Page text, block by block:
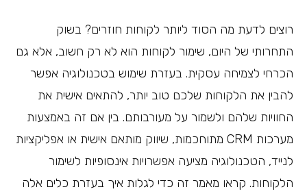
רוצים לדעת מה הסוד ליותר לקוחות חוזרים? בשוק
התחרותי של היום, שימור לקוחות הוא לא רק חשוב, אלא גם
הכרחי לצמיחה עסקית. בעזרת שימוש בטכנולוגיה אפשר
להבין את הלקוחות שלכם טוב יותר, להתאים אישית את
החוויות שלהם ולשמור על מעורבותם. בין אם זה באמצעות
מערכות CRM מתוחכמות, שיווק מותאם אישית או אפליקציות
לנייד, הטכנולוגיה מציעה אפשרויות אינסופיות לשימור
הלקוחות. קראו מאמר זה כדי לגלות איך בעזרת כלים אלה